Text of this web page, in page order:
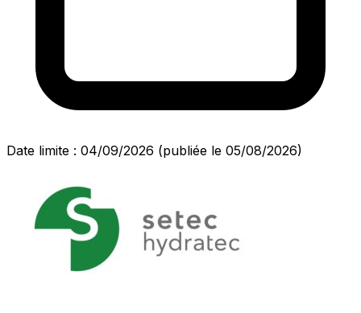
Date limite : 04/09/2026 (publiée le 05/08/2026)